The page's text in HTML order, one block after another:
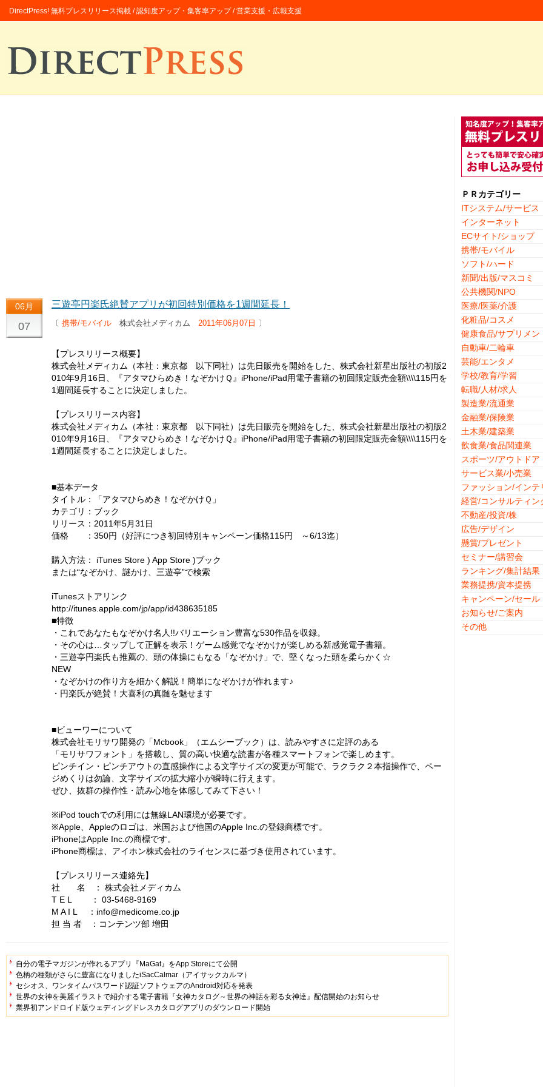
DirectPress! 無料プレスリリース掲載 / 認知度アップ・集客率アップ / 営業支援・広報支援
06月
07
三遊亭円楽氏絶賛アプリが初回特別価格を1週間延長！
〔 携帯/モバイル 株式会社メディカム 2011年06月07日 〕
【プレスリリース概要】
株式会社メディカム（本社：東京都 以下同社）は先日販売を開始をした、株式会社新星出版社の初版2
010年9月16日、『アタマひらめき！なぞかけＱ』iPhone/iPad用電子書籍の初回限定販売金額\\\\115円を
1週間延長することに決定しました。
【プレスリリース内容】
株式会社メディカム（本社：東京都 以下同社）は先日販売を開始をした、株式会社新星出版社の初版2
010年9月16日、『アタマひらめき！なぞかけＱ』iPhone/iPad用電子書籍の初回限定販売金額\\\\115円を
1週間延長することに決定しました。
■基本データ
タイトル：「アタマひらめき！なぞかけＱ」
カテゴリ：ブック
リリース：2011年5月31日
価格 ：350円（好評につき初回特別キャンペーン価格115円 ～6/13迄）
購入方法： iTunes Store ) App Store )ブック
または“なぞかけ、謎かけ、三遊亭”で検索
iTunesストアリンク
http://itunes.apple.com/jp/app/id438635185
■特徴
・これであなたもなぞかけ名人!!バリエーション豊富な530作品を収録。
・その心は…タップして正解を表示！ゲーム感覚でなぞかけが楽しめる新感覚電子書籍。
・三遊亭円楽氏も推薦の、頭の体操にもなる「なぞかけ」で、堅くなった頭を柔らかく☆
NEW
・なぞかけの作り方を細かく解説！簡単になぞかけが作れます♪
・円楽氏が絶賛！大喜利の真髄を魅せます
■ビューワーについて
株式会社モリサワ開発の「Mcbook」（エムシーブック）は、読みやすさに定評のある
「モリサワフォント」を搭載し、質の高い快適な読書が各種スマートフォンで楽しめます。
ピンチイン・ピンチアウトの直感操作による文字サイズの変更が可能で、ラクラク２本指操作で、ペー
ジめくりは勿論、文字サイズの拡大縮小が瞬時に行えます。
ぜひ、抜群の操作性・読み心地を体感してみて下さい！
※iPod touchでの利用には無線LAN環境が必要です。
※Apple、Appleのロゴは、米国および他国のApple Inc.の登録商標です。
iPhoneはApple Inc.の商標です。
iPhone商標は、アイホン株式会社のライセンスに基づき使用されています。
【プレスリリース連絡先】
社 名 ： 株式会社メディカム
T E L ： 03-5468-9169
M A I L ：info@medicome.co.jp
担 当 者 ：コンテンツ部 増田
自分の電子マガジンが作れるアプリ『MaGat』をApp Storeにて公開
色柄の種類がさらに豊富になりましたiSacCalmar（アイサックカルマ）
セシオス、ワンタイムパスワード認証ソフトウェアのAndroid対応を発表
世界の女神を美麗イラストで紹介する電子書籍『女神カタログ～世界の神話を彩る女神達』配信開始のお知らせ
業界初アンドロイド版ウェディングドレスカタログアプリのダウンロード開始
ＰＲカテゴリー
ITシステム/サービス
インターネット
ECサイト/ショップ
携帯/モバイル
ソフト/ハード
新聞/出版/マスコミ
公共機関/NPO
医療/医薬/介護
化粧品/コスメ
健康食品/サプリメン
自動車/二輪車
芸能/エンタメ
学校/教育/学習
転職/人材/求人
製造業/流通業
金融業/保険業
土木業/建築業
飲食業/食品関連業
スポーツ/アウトドア
サービス業/小売業
ファッション/インテ
経営/コンサルティン
不動産/投資/株
広告/デザイン
懸賞/プレゼント
セミナー/講習会
ランキング/集計結果
業務提携/資本提携
キャンペーン/セール
お知らせ/ご案内
その他